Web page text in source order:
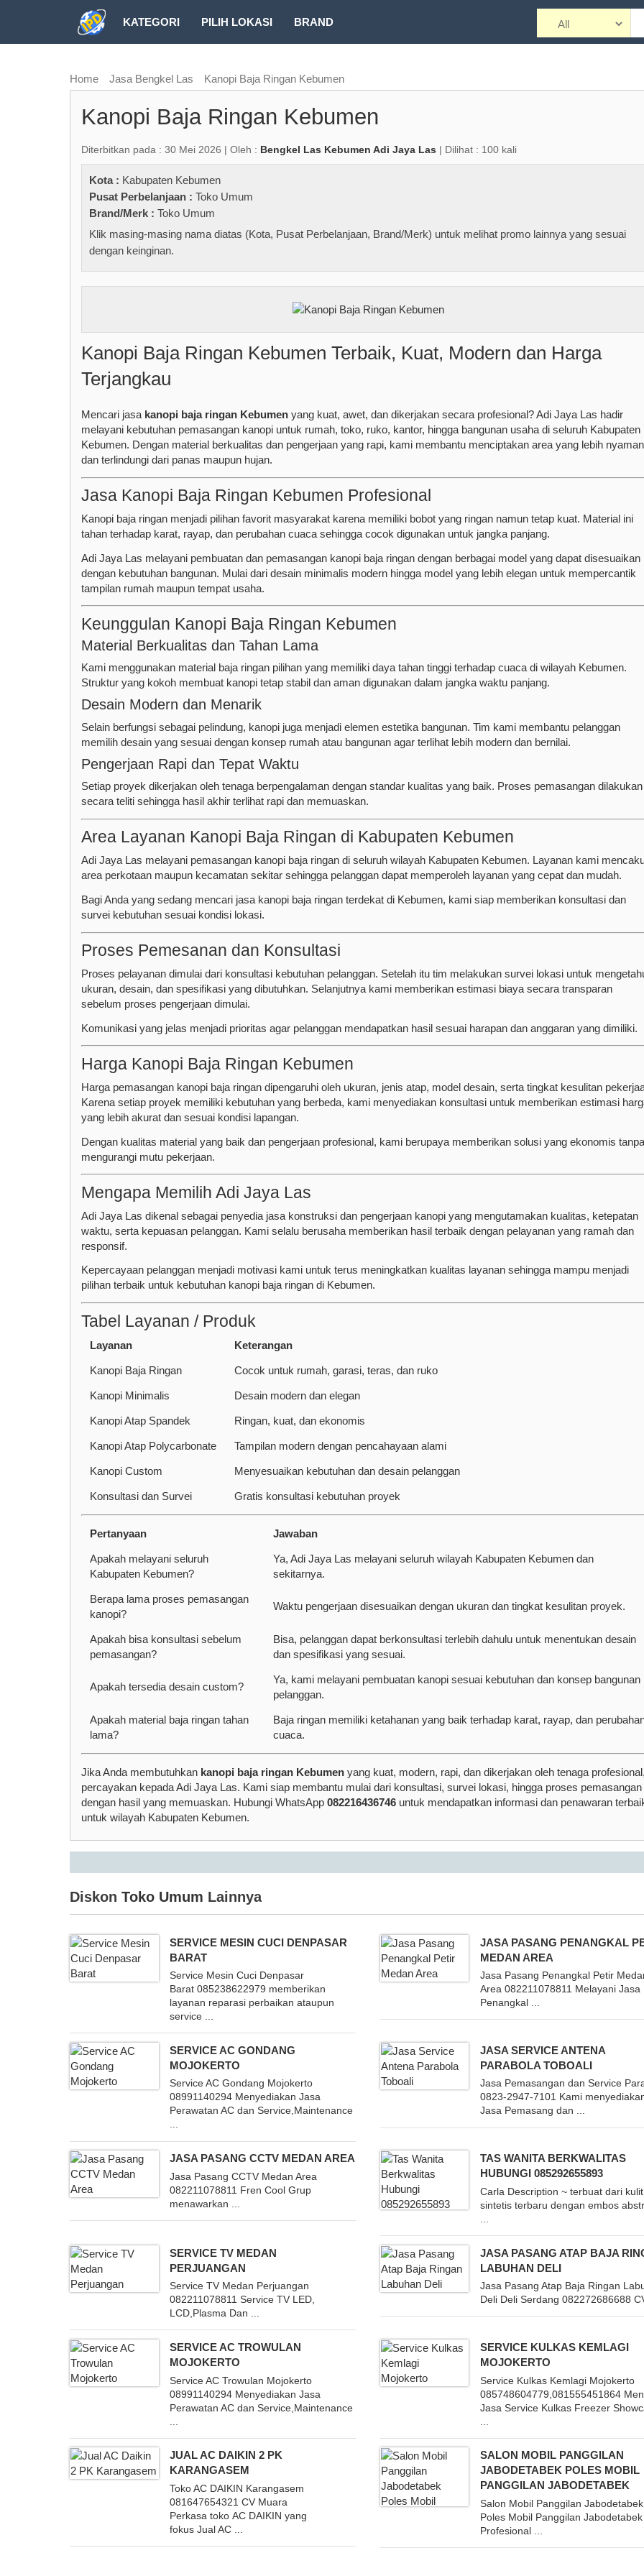
KATEGORI PILIH LOKASI BRAND
Home
Jasa Bengkel Las Kanopi Baja Ringan Kebumen
Kanopi Baja Ringan Kebumen
Diterbitkan pada : 30 Mei 2026 | Oleh : Bengkel Las Kebumen Adi Jaya Las | Dilihat : 100 kali
Kota : Kabupaten Kebumen
Pusat Perbelanjaan : Toko Umum
Brand/Merk : Toko Umum
Klik masing-masing nama diatas (Kota, Pusat Perbelanjaan, Brand/Merk) untuk melihat promo lainnya yang sesuai
dengan keinginan.
Kanopi Baja Ringan Kebumen Terbaik, Kuat, Modern dan Harga
Terjangkau
Mencari jasa kanopi baja ringan Kebumen yang kuat, awet, dan dikerjakan secara profesional? Adi Jaya Las hadir
melayani kebutuhan pemasangan kanopi untuk rumah, toko, ruko, kantor, hingga bangunan usaha di seluruh Kabupaten
Kebumen. Dengan material berkualitas dan pengerjaan yang rapi, kami membantu menciptakan area yang lebih nyaman
dan terlindungi dari panas maupun hujan.
Jasa Kanopi Baja Ringan Kebumen Profesional
Kanopi baja ringan menjadi pilihan favorit masyarakat karena memiliki bobot yang ringan namun tetap kuat. Material ini
tahan terhadap karat, rayap, dan perubahan cuaca sehingga cocok digunakan untuk jangka panjang.
Adi Jaya Las melayani pembuatan dan pemasangan kanopi baja ringan dengan berbagai model yang dapat disesuaikan
dengan kebutuhan bangunan. Mulai dari desain minimalis modern hingga model yang lebih elegan untuk mempercantik
tampilan rumah maupun tempat usaha.
Keunggulan Kanopi Baja Ringan Kebumen
Material Berkualitas dan Tahan Lama
Kami menggunakan material baja ringan pilihan yang memiliki daya tahan tinggi terhadap cuaca di wilayah Kebumen.
Struktur yang kokoh membuat kanopi tetap stabil dan aman digunakan dalam jangka waktu panjang.
Desain Modern dan Menarik
Selain berfungsi sebagai pelindung, kanopi juga menjadi elemen estetika bangunan. Tim kami membantu pelanggan
memilih desain yang sesuai dengan konsep rumah atau bangunan agar terlihat lebih modern dan bernilai.
Pengerjaan Rapi dan Tepat Waktu
Setiap proyek dikerjakan oleh tenaga berpengalaman dengan standar kualitas yang baik. Proses pemasangan dilakukan
secara teliti sehingga hasil akhir terlihat rapi dan memuaskan.
Area Layanan Kanopi Baja Ringan di Kabupaten Kebumen
Adi Jaya Las melayani pemasangan kanopi baja ringan di seluruh wilayah Kabupaten Kebumen. Layanan kami
area perkotaan maupun kecamatan sekitar sehingga pelanggan dapat memperoleh layanan yang cepat dan mudah.
Bagi Anda yang sedang mencari jasa kanopi baja ringan terdekat di Kebumen, kami siap memberikan konsultasi dan
survei kebutuhan sesuai kondisi lokasi.
Proses Pemesanan dan Konsultasi
Proses pelayanan dimulai dari konsultasi kebutuhan pelanggan. Setelah itu tim melakukan survei lokasi untuk
ukuran, desain, dan spesifikasi yang dibutuhkan. Selanjutnya kami memberikan estimasi biaya secara transparan
sebelum proses pengerjaan dimulai.
Komunikasi yang jelas menjadi prioritas agar pelanggan mendapatkan hasil sesuai harapan dan anggaran yang dimiliki.
Harga Kanopi Baja Ringan Kebumen
Harga pemasangan kanopi baja ringan dipengaruhi oleh ukuran, jenis atap, model desain, serta tingkat kesulitan
Karena setiap proyek memiliki kebutuhan yang berbeda, kami menyediakan konsultasi untuk memberikan estimasi
yang lebih akurat dan sesuai kondisi lapangan.
Dengan kualitas material yang baik dan pengerjaan profesional, kami berupaya memberikan solusi yang ekonomis tanpa
mengurangi mutu pekerjaan.
Mengapa Memilih Adi Jaya Las
Adi Jaya Las dikenal sebagai penyedia jasa konstruksi dan pengerjaan kanopi yang mengutamakan kualitas, ketepatan
waktu, serta kepuasan pelanggan. Kami selalu berusaha memberikan hasil terbaik dengan pelayanan yang ramah dan
responsif.
Kepercayaan pelanggan menjadi motivasi kami untuk terus meningkatkan kualitas layanan sehingga mampu menjadi
pilihan terbaik untuk kebutuhan kanopi baja ringan di Kebumen.
Tabel Layanan / Produk
Layanan Keterangan
Kanopi Baja Ringan Cocok untuk rumah, garasi, teras, dan ruko
Kanopi Minimalis Desain modern dan elegan
Kanopi Atap Spandek Ringan, kuat, dan ekonomis
Kanopi Atap Polycarbonate Tampilan modern dengan pencahayaan alami
Kanopi Custom Menyesuaikan kebutuhan dan desain pelanggan
Konsultasi dan Survei Gratis konsultasi kebutuhan proyek
Pertanyaan Jawaban
Apakah melayani seluruh
Kabupaten Kebumen?
Ya, Adi Jaya Las melayani seluruh wilayah Kabupaten Kebumen dan
sekitarnya.
Berapa lama proses pemasangan
kanopi?
Waktu pengerjaan disesuaikan dengan ukuran dan tingkat kesulitan proyek.
Apakah bisa konsultasi sebelum
pemasangan?
Bisa, pelanggan dapat berkonsultasi terlebih dahulu untuk menentukan desain
dan spesifikasi yang sesuai.
Apakah tersedia desain custom?
Ya, kami melayani pembuatan kanopi sesuai kebutuhan dan konsep bangunan
pelanggan.
Apakah material baja ringan tahan
lama?
Baja ringan memiliki ketahanan yang baik terhadap karat, rayap, dan
cuaca.
Jika Anda membutuhkan kanopi baja ringan Kebumen yang kuat, modern, rapi, dan dikerjakan oleh tenaga profesional,
percayakan kepada Adi Jaya Las. Kami siap membantu mulai dari konsultasi, survei lokasi, hingga proses pemasangan
dengan hasil yang memuaskan. Hubungi WhatsApp 082216436746 untuk mendapatkan informasi dan penawaran
untuk wilayah Kabupaten Kebumen.
Diskon Toko Umum Lainnya
SERVICE MESIN CUCI DENPASAR
BARAT
Service Mesin Cuci Denpasar
Barat 085238622979 memberikan
layanan reparasi perbaikan ataupun
service ...
JASA PASANG PENANGKAL
MEDAN AREA
Jasa Pasang Penangkal Petir
Area 082211078811 Melayani Jasa
Penangkal ...
SERVICE AC GONDANG
MOJOKERTO
Service AC Gondang Mojokerto
08991140294 Menyediakan Jasa
Perawatan AC dan Service,Maintenance
...
JASA SERVICE ANTENA
PARABOLA TOBOALI
Jasa Pemasangan dan Service
0823-2947-7101 Kami
Jasa Pemasang dan ...
JASA PASANG CCTV MEDAN AREA
Jasa Pasang CCTV Medan Area
082211078811 Fren Cool Grup
menawarkan ...
TAS WANITA BERKWALITAS
HUBUNGI 085292655893
Carla Description ~ terbuat dari kulit
sintetis terbaru dengan embos
SERVICE TV MEDAN
PERJUANGAN
Service TV Medan Perjuangan
082211078811 Service TV LED,
LCD,Plasma Dan ...
JASA PASANG ATAP BAJA
LABUHAN DELI
Jasa Pasang Atap Baja Ringan
Deli Deli Serdang 082272686688
SERVICE AC TROWULAN
MOJOKERTO
Service AC Trowulan Mojokerto
08991140294 Menyediakan Jasa
Perawatan AC dan Service,Maintenance
SERVICE KULKAS KEMLAGI
MOJOKERTO
Service Kulkas Kemlagi Mojokerto
085748604779,081555451864
Jasa Service Kulkas Freezer
JUAL AC DAIKIN 2 PK
KARANGASEM
Toko AC DAIKIN Karangasem
081647654321 CV Muara
Perkasa toko AC DAIKIN yang
fokus Jual AC ...
SALON MOBIL PANGGILAN
JABODETABEK POLES MOBIL
PANGGILAN JABODETABEK
Salon Mobil Panggilan
Poles Mobil Panggilan Jabodetabek
Profesional ...